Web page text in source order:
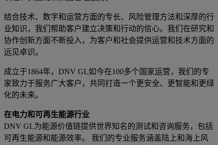
结合技术、数字和运营方面的专长、风险管理方法和深厚的行
业知识，我们帮助客户建立决策和行动的信心。我们在研究和
协作创新方面不断投入，为客户和社会提供运营和技术方面的
远见卓识。
成立于1864年，DNV GL如今在100多个国家运营，我们的专
家致力于服务广大客户，共同打造一个更安全、更智能和更绿
化的未来。
在电力和可再生能源行业
DNV GL为能源价值链提供世界知名的测试和咨询服务，包括
可再生能源和能源效率。 我们的专业服务涵盖陆上和海上风